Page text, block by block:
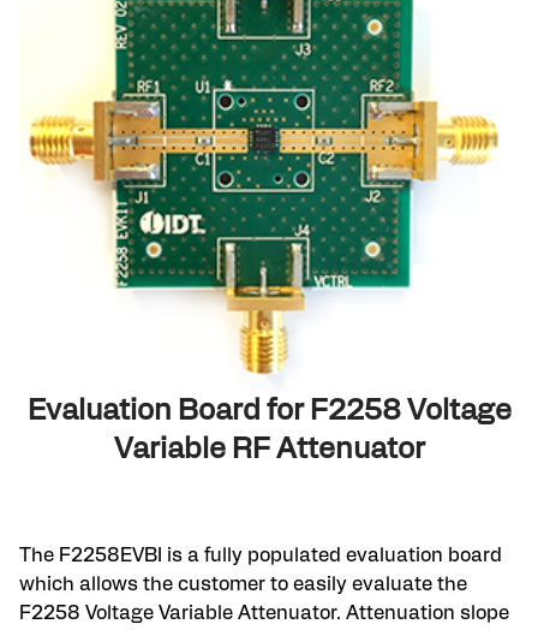
Evaluation Board for F2258 Voltage
Variable RF Attenuator
The F2258EVBI is a fully populated evaluation board
which allows the customer to easily evaluate the
F2258 Voltage Variable Attenuator. Attenuation slope